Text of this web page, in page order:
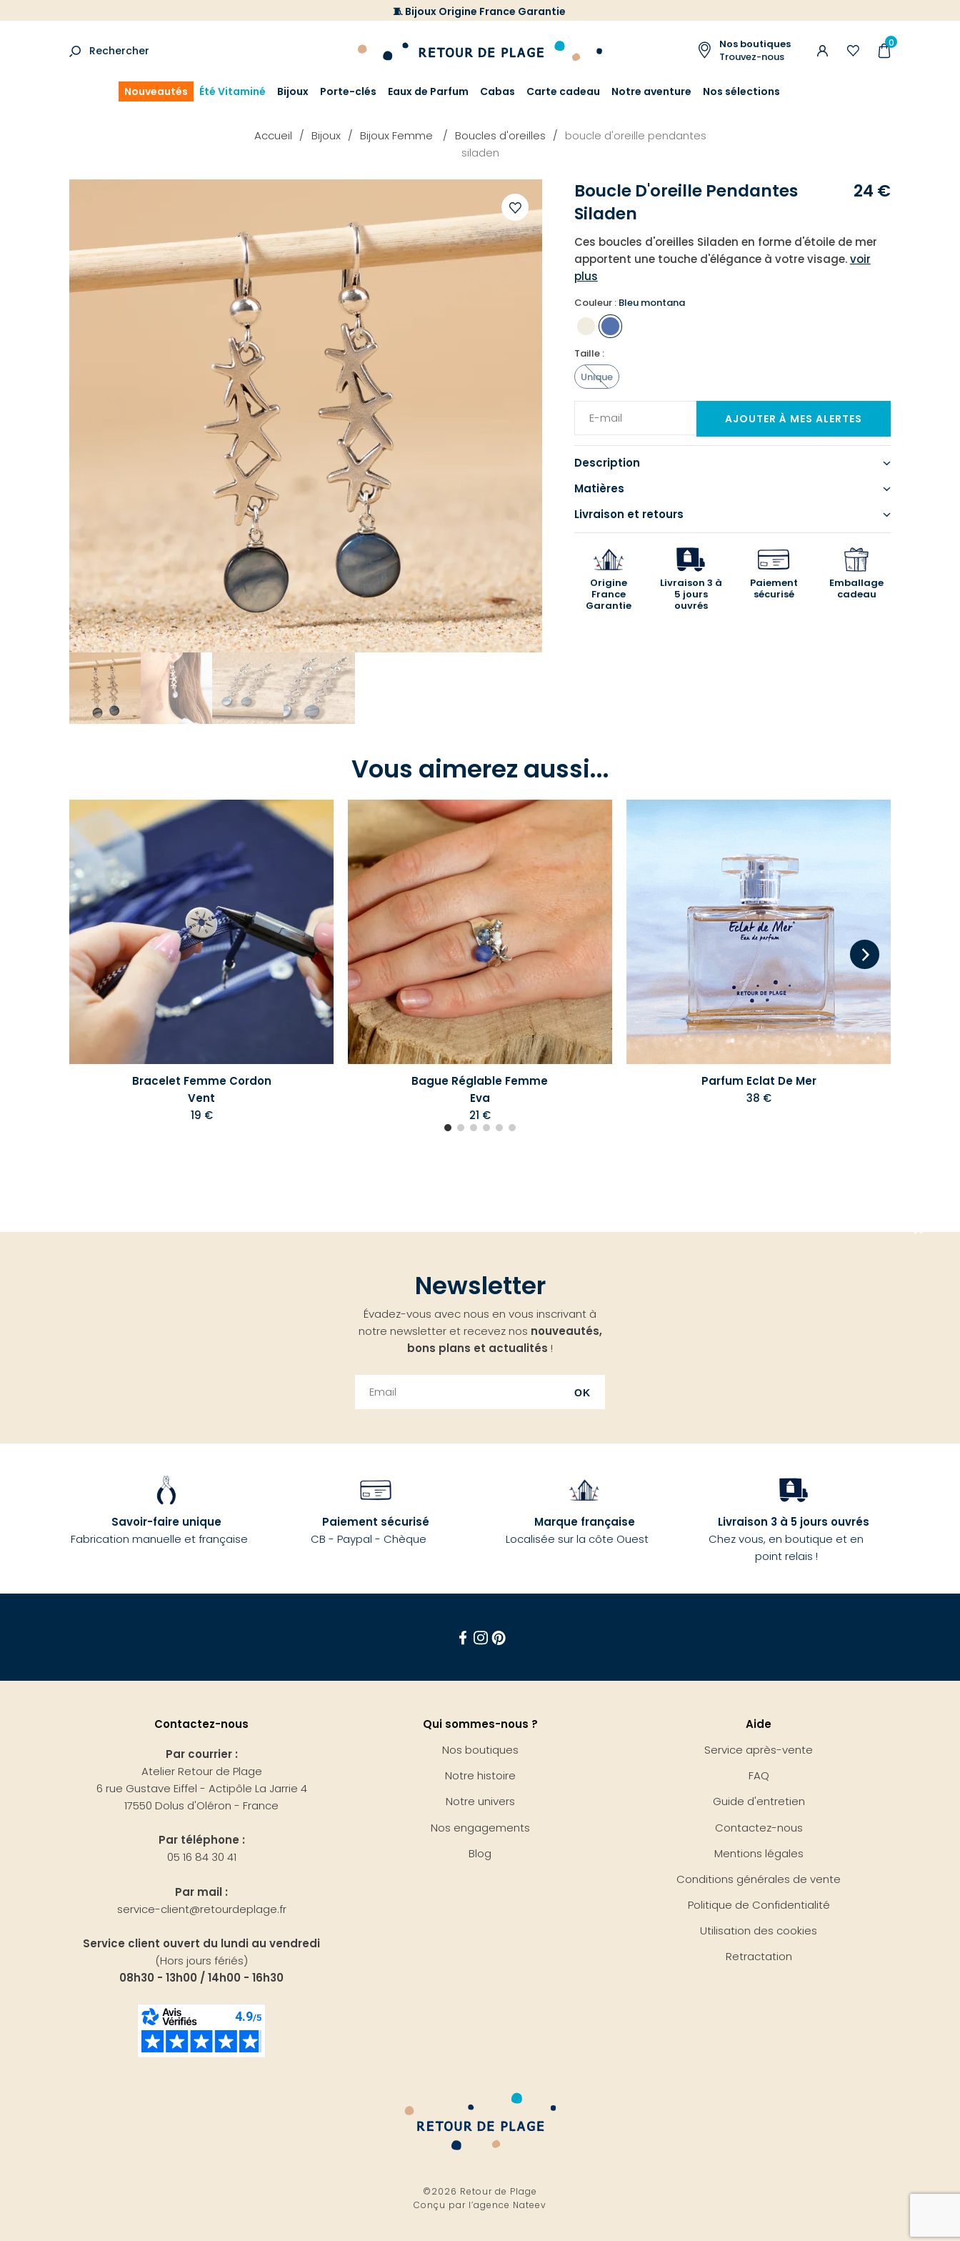
🧵 Bijoux Origine France Garantie
Rechercher
Nos boutiques
Trouvez-nous
0
Nouveautés Été Vitaminé Bijoux Porte-clés Eaux de Parfum Cabas Carte cadeau Notre aventure Nos sélections
Accueil Bijoux Bijoux Femme Boucles d'oreilles
boucle d'oreille pendantes
siladen
Ajouter
à
Boucle D'oreille Pendantes
Siladen
24 €
Ces boucles d'oreilles Siladen en forme d'étoile de mer
apportent une touche d'élégance à votre visage.voir
plus
Couleur : Bleu montana
Taille :
Unique
Description
Matières
Livraison et retours
Origine
France
Garantie
Livraison 3 à
5 jours
ouvrés
Paiement
sécurisé
Emballage
cadeau
Vous aimerez aussi...
Bracelet Femme Cordon
Vent
19 €
Bague Réglable Femme
Eva
21 €
Parfum Eclat De Mer
38 €
Newsletter
Évadez-vous avec nous en vous inscrivant à
notre newsletter et recevez nos nouveautés,
bons plans et actualités !
OK
Savoir-faire unique
Fabrication manuelle et française
Paiement sécurisé
CB - Paypal - Chèque
Marque française
Localisée sur la côte Ouest
Livraison 3 à 5 jours ouvrés
Chez vous, en boutique et en
point relais !
Contactez-nous
Par courrier :
Atelier Retour de Plage
6 rue Gustave Eiffel - Actipôle La Jarrie 4
17550 Dolus d'Oléron - France
Par téléphone :
05 16 84 30 41
Par mail :
service-client@retourdeplage.fr
Service client ouvert du lundi au vendredi
(Hors jours fériés)
08h30 - 13h00 / 14h00 - 16h30
Qui sommes-nous ?
Nos boutiques
Notre histoire
Notre univers
Nos engagements
Blog
Aide
Service après-vente
FAQ
Guide d'entretien
Contactez-nous
Mentions légales
Conditions générales de vente
Politique de Confidentialité
Utilisation des cookies
Retractation
©2026 Retour de Plage
Conçu par l’agence Nateev